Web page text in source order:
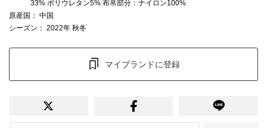
33% ポリウレタン5% 布帛部分：ナイロン100%
原産国 ： 中国
シーズン ： 2022年 秋冬
マイブランドに登録